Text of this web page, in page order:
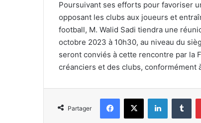
Poursuivant ses efforts pour favoriser
opposant les clubs aux joueurs et
football, M. Walid Sadi tiendra une
octobre 2023 à 10h30, au niveau du
seront conviés à cette rencontre par la
créanciers et des clubs, conformément
Partager
Facebook
X Linkedin